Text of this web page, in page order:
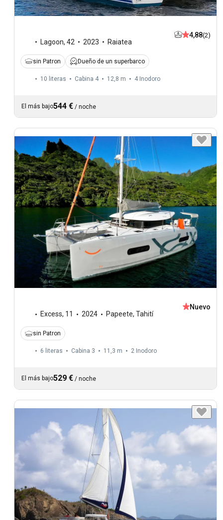
Lagoon, 42 2023 Raiatea
4,88(2)
sin Patron Dueño de un superbarco
10 literas Cabina 4 12,8 m 4 Inodoro
El más bajo544 € / noche
Excess, 11 2024 Papeete, Tahití
Nuevo
sin Patron
6 literas Cabina 3 11,3 m 2 Inodoro
El más bajo529 € / noche